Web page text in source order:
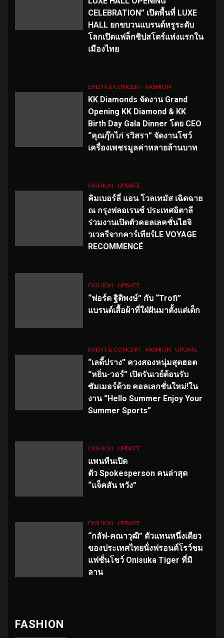
CELEBRATION” เปิดพื้นที่ LUXE
HALL ยกขบวนแบรนด์หรูระดับ
โลกเปิดแฟล็กชิปสโตร์แห่งแรกใน
เมืองไทย
EVENT & CONCERT FASHION
KK Diamonds จัดงาน Grand
Opening KK Diamond & KK
Birth Day Gala Dinner โดย CEO
“คุณกุ๊กไก่ รวิสรา” จัดงานโชว์
เครื่องเพชรมูลค่าหลายล้านบาท
FASHION UPDATE
คิมเบอร์ลี่ แอน โวลเทมัส เฉิดฉาย
ณ กรุงฟลอเรนซ์ ประเทศอิตาลี
ร่วมงานเปิดตัวคอลเลคชั่นไฮจิ
วเวลรีจากคาร์เทียร์LE VOYAGE
RECOMMENCÉ
FASHION UPDATE
“ฟอร์ด ฐิติพงษ์” กับ “Trofi”
แบรนด์เสื้อผ้าที่ใฝ่ฝันมาตั้งแต่เด็ก
EVENT & CONCERT FASHION UPDATE
“เลดี้ปราง” ควงสองหนุ่มสุดฮอต
“หยิ่น-วอร์” เปิดรันเวย์ต้อนรับ
ซัมเมอร์ด้วย คอลเลกชั่นใหม่!ใน
งาน “Hello Summer Enjoy Your
Summer Sports”
FASHION UPDATE
แพนทีนเปิด
ตัว Spokesperson คนล่าสุด
“แจ็คสัน หวัง”
FASHION UPDATE
“กลัฟ-คณาวุฒิ” ตัวแทนหนึ่งเดียว
ของประเทศไทยนั่งฟรอนต์โรว์ชม
แฟชั่นโชว์ Onisuka Tiger ที่มิ
ลาน
FASHION